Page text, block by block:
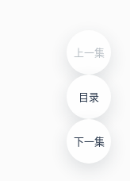
上一集
目录
下一集